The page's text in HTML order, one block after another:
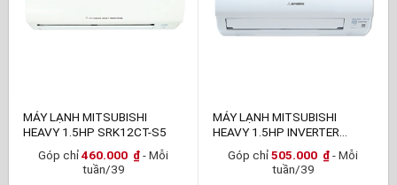
MÁY LẠNH MITSUBISHI
HEAVY 1.5HP SRK12CT-S5
Góp chỉ460.000 ₫ - Mỗi
tuần/39
MÁY LẠNH MITSUBISHI
HEAVY 1.5HP INVERTER
Góp chỉ505.000 ₫ - Mỗi
tuần/39